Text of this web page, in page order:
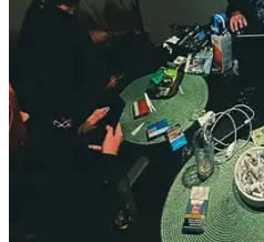
Videoclipuri